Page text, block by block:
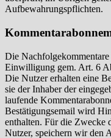
Aufbewahrungspflichten.
Die
Einwilligung gem. Art. 6
Die Nutzer erhalten eine
sie der Inhaber der
laufende
Bestätigungsemail wird
enthalten. Für die Zwecke
Nutzer, speichern wir den